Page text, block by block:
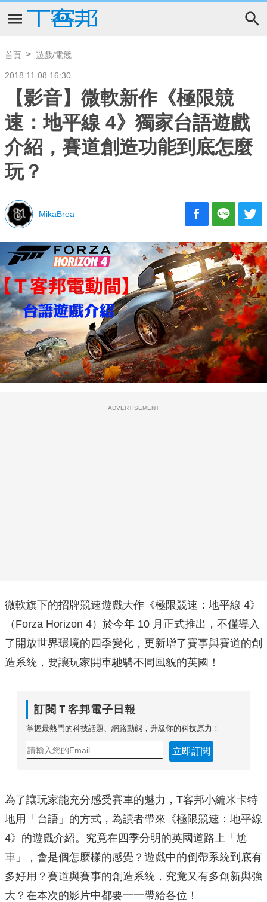
首頁 遊戲/電競
2018.11.08 16:30
【影音】微軟新作《極限競
速：地平線 4》獨家台語遊戲
介紹，賽道創造功能到底怎麼
玩？
MikaBrea
ADVERTISEMENT
微軟旗下的招牌競速遊戲大作《極限競速：地平線 4》
（Forza Horizon 4）於今年 10 月正式推出，不僅導入
了開放世界環境的四季變化，更新增了賽事與賽道的創
造系統，要讓玩家開車馳騁不同風貌的英國！
訂閱Ｔ客邦電子日報
掌握最熱門的科技話題、網路動態，升級你的科技原力！
立即訂閱
為了讓玩家能充分感受賽車的魅力，T客邦小編米卡特
地用「台語」的方式，為讀者帶來《極限競速：地平線
4》的遊戲介紹。究竟在四季分明的英國道路上「尬
車」，會是個怎麼樣的感覺？遊戲中的倒帶系統到底有
多好用？賽道與賽事的創造系統，究竟又有多創新與強
大？在本次的影片中都要一一帶給各位！